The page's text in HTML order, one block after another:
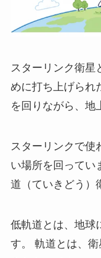
スターリンク衛星
めに打ち上げられ
を回りながら、地
スターリンクで使
い場所を回ってい
道（ていきどう）
低軌道とは、地球
す。 軌道とは、